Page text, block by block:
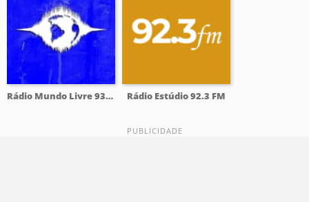
Rádio Mundo Livre 93.9 FM Rádio Estúdio 92.3 FM